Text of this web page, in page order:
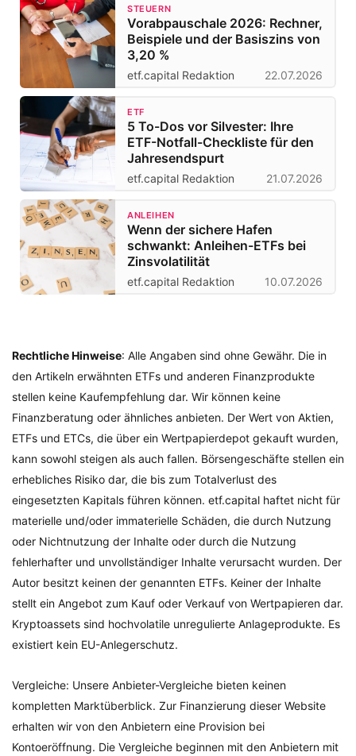
STEUERN
Vorabpauschale 2026: Rechner,
Beispiele und der Basiszins von
3,20 %
etf.capital Redaktion 22.07.2026
ETF
5 To-Dos vor Silvester: Ihre
ETF-Notfall-Checkliste für den
Jahresendspurt
etf.capital Redaktion 21.07.2026
ANLEIHEN
Wenn der sichere Hafen
schwankt: Anleihen-ETFs bei
Zinsvolatilität
etf.capital Redaktion 10.07.2026
Rechtliche Hinweise: Alle Angaben sind ohne Gewähr. Die in
den Artikeln erwähnten ETFs und anderen Finanzprodukte
stellen keine Kaufempfehlung dar. Wir können keine
Finanzberatung oder ähnliches anbieten. Der Wert von Aktien,
ETFs und ETCs, die über ein Wertpapierdepot gekauft wurden,
kann sowohl steigen als auch fallen. Börsengeschäfte stellen ein
erhebliches Risiko dar, die bis zum Totalverlust des
eingesetzten Kapitals führen können. etf.capital haftet nicht für
materielle und/oder immaterielle Schäden, die durch Nutzung
oder Nichtnutzung der Inhalte oder durch die Nutzung
fehlerhafter und unvollständiger Inhalte verursacht wurden. Der
Autor besitzt keinen der genannten ETFs. Keiner der Inhalte
stellt ein Angebot zum Kauf oder Verkauf von Wertpapieren dar.
Kryptoassets sind hochvolatile unregulierte Anlageprodukte. Es
existiert kein EU-Anlegerschutz.
Vergleiche: Unsere Anbieter-Vergleiche bieten keinen
kompletten Marktüberblick. Zur Finanzierung dieser Website
erhalten wir von den Anbietern eine Provision bei
Kontoeröffnung. Die Vergleiche beginnen mit den Anbietern mit